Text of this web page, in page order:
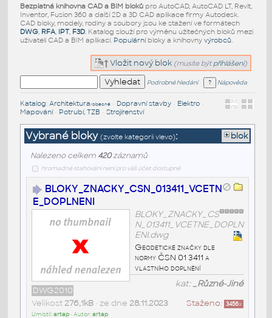
Bezplatná knihovna CAD a BIM blokůpro AutoCAD, AutoCAD LT, Revit,
Inventor, Fusion 360 a další 2D a 3D CAD aplikace firmy Autodesk.
CAD bloky, modely, rodiny a soubory jsou ke stažení ve formátech
DWG, RFA, IPT, F3D. Katalog slouží pro výměnu užitečných bloků mezi
uživateli CAD a BIM aplikací. Populárníbloky a knihovny výrobců.
Vložit nový blok (musíte být přihlášeni)
Podrobné hledání Nápověda
Katalog: Architektura/obecné• Dopravní stavby• Elektro•
Mapování• Potrubí, TZB • Strojírenství
Vybrané bloky (zvolte kategorii vlevo): blok
Nalezeno celkem 420záznamů
hromadné stahování není pro váš účet dostupné
BLOKY_ZNACKY_CSN_013411_VCETN
E_DOPLNENI
BLOKY_ZNACKY_CS
N_013411_VCETNE_DOPLN
ENI.dwg
Geodetické značky dle
normy ČSN 01 3411 a
vlastního doplnění
kat:_Různé-Jiné
DWG2010
Staženo: 3456x
Velikost 276,1kB• ze dne 28.11.2023
Umístil:artap• Autor:artap